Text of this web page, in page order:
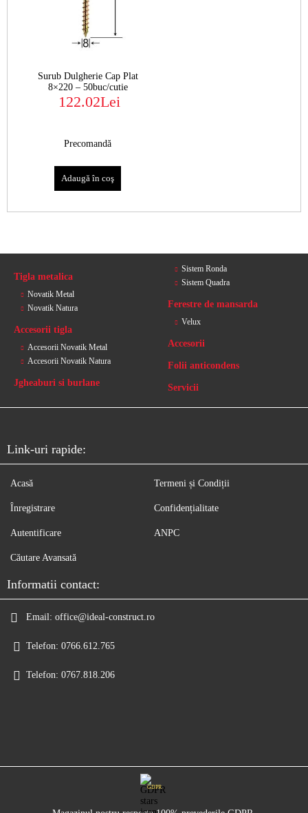
Surub Dulgherie Cap Plat
8×220 – 50buc/cutie
122.02Lei
Precomandă
Tigla metalica
Novatik Metal
Novatik Natura
Accesorii tigla
Accesorii Novatik Metal
Accesorii Novatik Natura
Jgheaburi si burlane
Sistem Ronda
Sistem Quadra
Ferestre de mansarda
Velux
Accesorii
Folii anticondens
Servicii
Link-uri rapide:
Acasă
Înregistrare
Autentificare
Căutare Avansată
Termeni și Condiții
Confidențialitate
ANPC
Informatii contact:
Email: office@ideal-construct.ro
Telefon: 0766.612.765
Telefon: 0767.818.206
GDPR